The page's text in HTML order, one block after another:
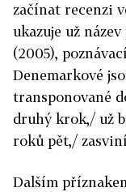
začínat recenzi
ukazuje už
(2005),
Denemarkové
transponované
druhý krok,/ už
roků pět,/
Dalším